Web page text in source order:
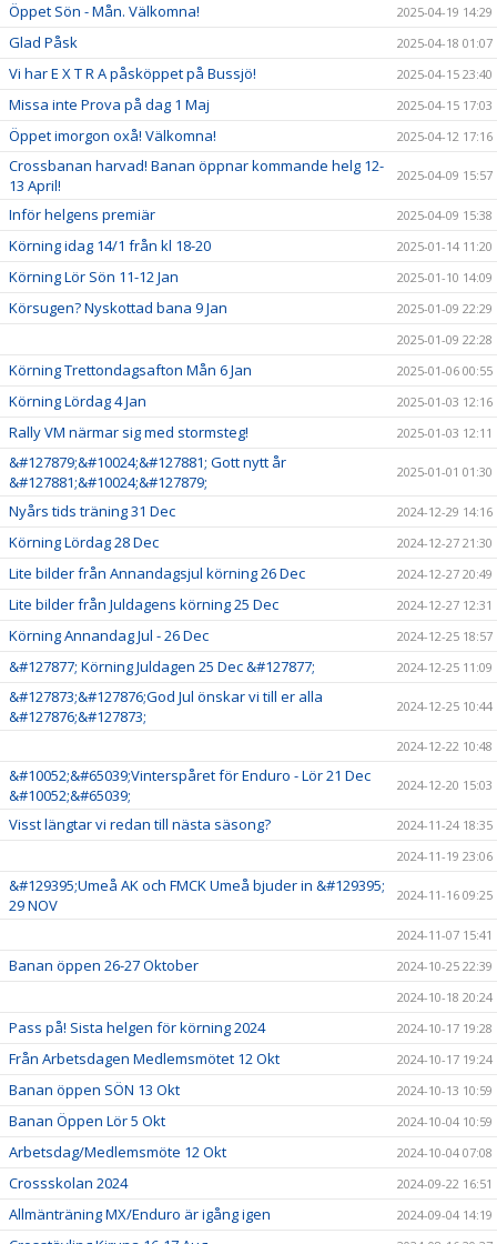
Öppet Sön - Mån. Välkomna! 2025-04-19 14:29
Glad Påsk 2025-04-18 01:07
Vi har E X T R A påsköppet på Bussjö! 2025-04-15 23:40
Missa inte Prova på dag 1 Maj 2025-04-15 17:03
Öppet imorgon oxå! Välkomna! 2025-04-12 17:16
Crossbanan harvad! Banan öppnar kommande helg 12-
13 April!
2025-04-09 15:57
Inför helgens premiär 2025-04-09 15:38
Körning idag 14/1 från kl 18-20 2025-01-14 11:20
Körning Lör Sön 11-12 Jan 2025-01-10 14:09
Körsugen? Nyskottad bana 9 Jan
2025-01-09 22:29
2025-01-09 22:28
Körning Trettondagsafton Mån 6 Jan 2025-01-06 00:55
Körning Lördag 4 Jan 2025-01-03 12:16
Rally VM närmar sig med stormsteg! 2025-01-03 12:11
&#127879;&#10024;&#127881; Gott nytt år
&#127881;&#10024;&#127879;
2025-01-01 01:30
Nyårs tids träning 31 Dec 2024-12-29 14:16
Körning Lördag 28 Dec 2024-12-27 21:30
Lite bilder från Annandagsjul körning 26 Dec 2024-12-27 20:49
Lite bilder från Juldagens körning 25 Dec 2024-12-27 12:31
Körning Annandag Jul - 26 Dec 2024-12-25 18:57
&#127877; Körning Juldagen 25 Dec &#127877; 2024-12-25 11:09
&#127873;&#127876;God Jul önskar vi till er alla
&#127876;&#127873;
2024-12-25 10:44
2024-12-22 10:48
&#10052;&#65039;Vinterspåret för Enduro - Lör 21 Dec
&#10052;&#65039;
2024-12-20 15:03
Visst längtar vi redan till nästa säsong?
2024-11-24 18:35
2024-11-19 23:06
&#129395;Umeå AK och FMCK Umeå bjuder in &#129395;
29 NOV
2024-11-16 09:25
2024-11-07 15:41
Banan öppen 26-27 Oktober
2024-10-25 22:39
2024-10-18 20:24
Pass på! Sista helgen för körning 2024 2024-10-17 19:28
Från Arbetsdagen Medlemsmötet 12 Okt 2024-10-17 19:24
Banan öppen SÖN 13 Okt 2024-10-13 10:59
Banan Öppen Lör 5 Okt 2024-10-04 10:59
Arbetsdag/Medlemsmöte 12 Okt 2024-10-04 07:08
Crossskolan 2024 2024-09-22 16:51
Allmänträning MX/Enduro är igång igen 2024-09-04 14:19